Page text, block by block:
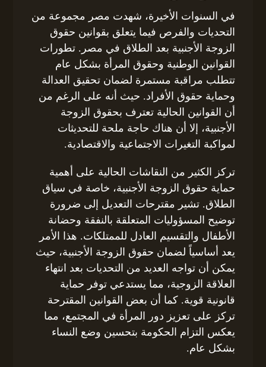
في السنوات الأخيرة، شهدت مصر مجموعة من
التحديات والفرص فيما يتعلق بقوانين حقوق
الزوجة الأجنبية بعد الطلاق في مصر. تطورات
القوانين الوطنية وحقوق المرأة بشكل عام
تتطلب مراقبة مستمرة لضمان تحقيق العدالة
وحماية حقوق الأفراد. حيث أنه على الرغم من
أن القوانين الحالية تعترف بحقوق الزوجة
الأجنبية، إلا أن هناك حاجة ملحة للتحديثات
لمواكبة التغيرات الاجتماعية والاقتصادية.
تركز الكثير من النقاشات الحالية على أهمية
حماية حقوق الزوجة الأجنبية، خاصة في سياق
الطلاق. تشير مقترحات التعديل إلى ضرورة
توضيح المسؤوليات المتعلقة بالنفقة وحضانة
الأطفال والتقسيم العادل للممتلكات. هذا الأمر
يعد أساسياً لضمان حقوق الزوجة الأجنبية، حيث
يمكن أن تواجه العديد من التحديات بعد انتهاء
العلاقة الزوجية، مما يستدعي توفر حماية
قانونية قوية. كما أن بعض القوانين المقترحة
تركز على تعزيز دور المرأة في المجتمع، مما
يعكس التزام الحكومة بتحسين وضع النساء
بشكل عام.